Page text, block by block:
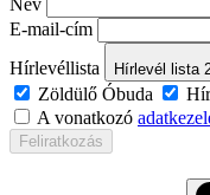
Név
E-mail-cím
Hírlevéllista
Hírlevél lista
Zöldülő Óbuda
A vonatkozó
Feliratkozás